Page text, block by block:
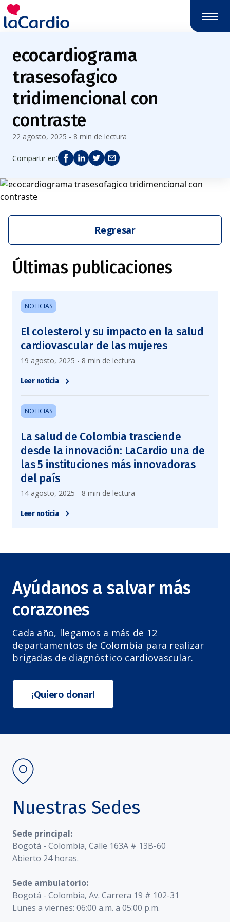
ecocardiograma
trasesofagico
tridimencional con
contraste
22 agosto, 2025 - 8 min de lectura
Compartir en:
Regresar
Últimas publicaciones
NOTICIAS
El colesterol y su impacto en la salud
cardiovascular de las mujeres
19 agosto, 2025 - 8 min de lectura
Leer noticia
NOTICIAS
La salud de Colombia trasciende
desde la innovación: LaCardio una de
las 5 instituciones más innovadoras
del país
14 agosto, 2025 - 8 min de lectura
Leer noticia
Ayúdanos a salvar más
corazones
Cada año, llegamos a más de 12
departamentos de Colombia para realizar
brigadas de diagnóstico cardiovascular.
¡Quiero donar!
Nuestras Sedes
Sede principal:
Bogotá - Colombia, Calle 163A # 13B-60
Abierto 24 horas.
Sede ambulatorio:
Bogotá - Colombia, Av. Carrera 19 # 102-31
Lunes a viernes: 06:00 a.m. a 05:00 p.m.